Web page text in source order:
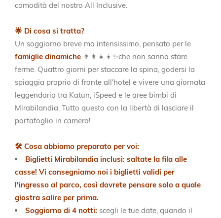
comodità del nostro All Inclusive.
🌟 Di cosa si tratta?
Un soggiorno breve ma intensissimo, pensato per le
famiglie dinamiche 👨‍👩‍👧‍👦✨che non sanno stare
ferme. Quattro giorni per staccare la spina, godersi la
spiaggia proprio di fronte all'hotel e vivere una giornata
leggendaria tra Katun, iSpeed e le aree bimbi di
Mirabilandia. Tutto questo con la libertà di lasciare il
portafoglio in camera!
🛠️ Cosa abbiamo preparato per voi:
Biglietti Mirabilandia inclusi: saltate la fila alle
casse! Vi consegniamo noi i biglietti validi per
l'ingresso al parco, così dovrete pensare solo a quale
giostra salire per prima.
Soggiorno di 4 notti: scegli le tue date, quando il